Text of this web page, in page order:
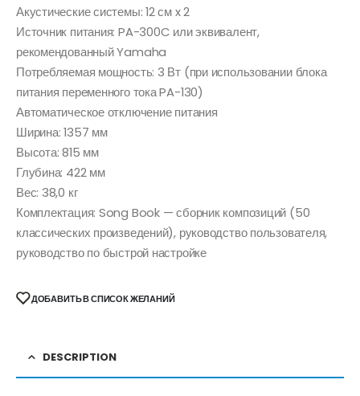
Акустические системы: 12 см x 2
Источник питания: PA-300C или эквивалент,
рекомендованный Yamaha
Потребляемая мощность: 3 Вт (при использовании блока
питания переменного тока PA-130)
Автоматическое отключение питания
Ширина: 1357 мм
Высота: 815 мм
Глубина: 422 мм
Вес: 38,0 кг
Комплектация: Song Book — сборник композиций (50
классических произведений), руководство пользователя,
руководство по быстрой настройке
ДОБАВИТЬ В СПИСОК ЖЕЛАНИЙ
DESCRIPTION